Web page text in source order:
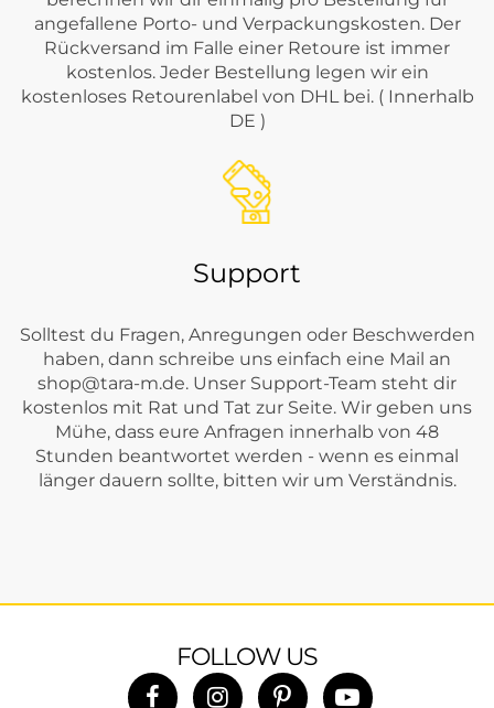
angefallene Porto- und Verpackungskosten. Der
Rückversand im Falle einer Retoure ist immer
kostenlos. Jeder Bestellung legen wir ein
kostenloses Retourenlabel von DHL bei. ( Innerhalb
DE )
Support
Solltest du Fragen, Anregungen oder Beschwerden
haben, dann schreibe uns einfach eine Mail an
shop@tara-m.de. Unser Support-Team steht dir
kostenlos mit Rat und Tat zur Seite. Wir geben uns
Mühe, dass eure Anfragen innerhalb von 48
Stunden beantwortet werden - wenn es einmal
länger dauern sollte, bitten wir um Verständnis.
FOLLOW US